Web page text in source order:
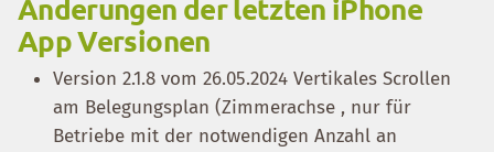
Änderungen der letzten iPhone
App Versionen
Version 2.1.8 vom 26.05.2024 Vertikales Scrollen
am Belegungsplan (Zimmerachse , nur für
Betriebe mit der notwendigen Anzahl an